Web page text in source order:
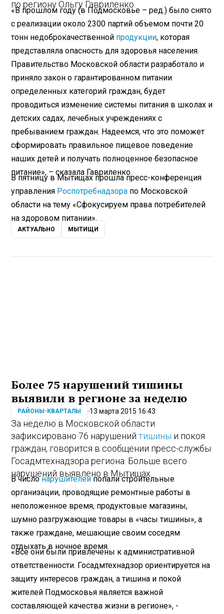
по региону Ольгу Гавриленко.
«В прошлом году (в Подмосковье – ред.) было снято
с реализации около 2300 партий объемом почти 20
тонн недоброкачественной продукции, которая
представляла опасность для здоровья населения.
Правительство Московской области разработало и
приняло закон о гарантированном питании
определенных категорий граждан, будет
проводиться изменение системы питания в школах и
детских садах, лечебных учреждениях с
пребыванием граждан. Надеемся, что это поможет
сформировать правильное пищевое поведение
наших детей и получать полноценное безопасное
питание», – сказала Гавриленко.
В пятницу в Мытищах прошла пресс-конференция
управления Роспотребнадзора по Московской
области на тему «Сфокусируем права потребителей
на здоровом питании».
АКТУАЛЬНО МЫТИЩИ
Более 75 нарушений тишины
выявили в регионе за неделю
РАЙОНЫ-КВАРТАЛЫ 13 марта 2015 16:43
За неделю в Московской области
зафиксировано 76 нарушенийтишины и покоя
граждан, говорится в сообщении пресс-службы
Госадмтехнадзора региона. Больше всего
нарушений выявлено в Мытищах.
В числонарушителейпопали строительные
организации, проводящие ремонтные работы в
неположенное время, продуктовые магазины,
шумно разгружающие товары в «часы тишины», а
также граждане, мешающие своим соседям
отдыхать в ночное время.
«Все они были привлечены к административной
ответственности. Госадмтехнадзор ориентируется на
защиту интересов граждан, а тишина и покой
жителей Подмосковья является важной
составляющей качества жизни в регионе», -